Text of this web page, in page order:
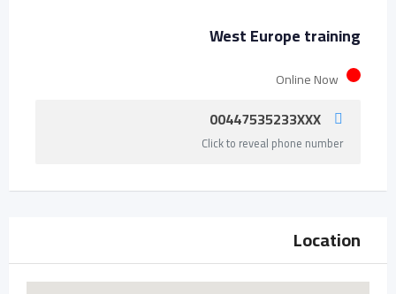
West Europe training
Online Now
00447535233XXX
Click to reveal phone number
Location